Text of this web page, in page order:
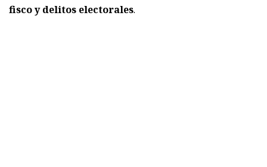
fisco y delitos electorales.